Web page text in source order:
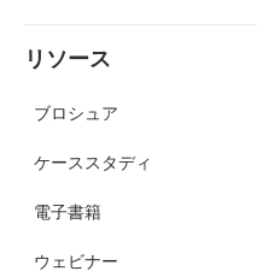
リソース
ブロシュア
ケーススタディ
電子書籍
ウェビナー